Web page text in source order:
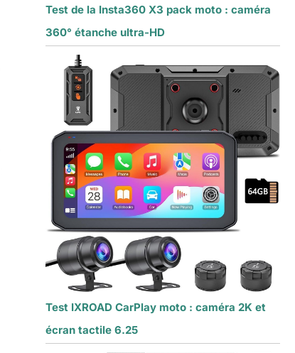
Test de la Insta360 X3 pack moto : caméra
360° étanche ultra-HD
Test IXROAD CarPlay moto : caméra 2K et
écran tactile 6.25